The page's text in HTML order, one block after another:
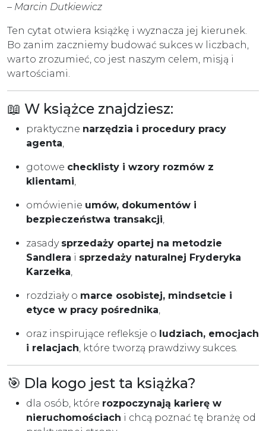
– Marcin Dutkiewicz
Ten cytat otwiera książkę i wyznacza jej kierunek.
Bo zanim zaczniemy budować sukces w liczbach,
warto zrozumieć, co jest naszym celem, misją i
wartościami.
📖 W książce znajdziesz:
praktyczne narzędzia i procedury pracy
agenta,
gotowe checklisty i wzory rozmów z
klientami,
omówienie umów, dokumentów i
bezpieczeństwa transakcji,
zasady sprzedaży opartej na metodzie
Sandlera i sprzedaży naturalnej Fryderyka
Karzełka,
rozdziały o marce osobistej, mindsetcie i
etyce w pracy pośrednika,
oraz inspirujące refleksje o ludziach, emocjach
i relacjach, które tworzą prawdziwy sukces.
🎯 Dla kogo jest ta książka?
dla osób, które rozpoczynają karierę w
nieruchomościach i chcą poznać tę branżę od